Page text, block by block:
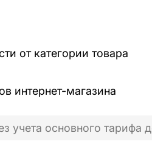
от категории товара
интернет-магазина
учета основного тарифа